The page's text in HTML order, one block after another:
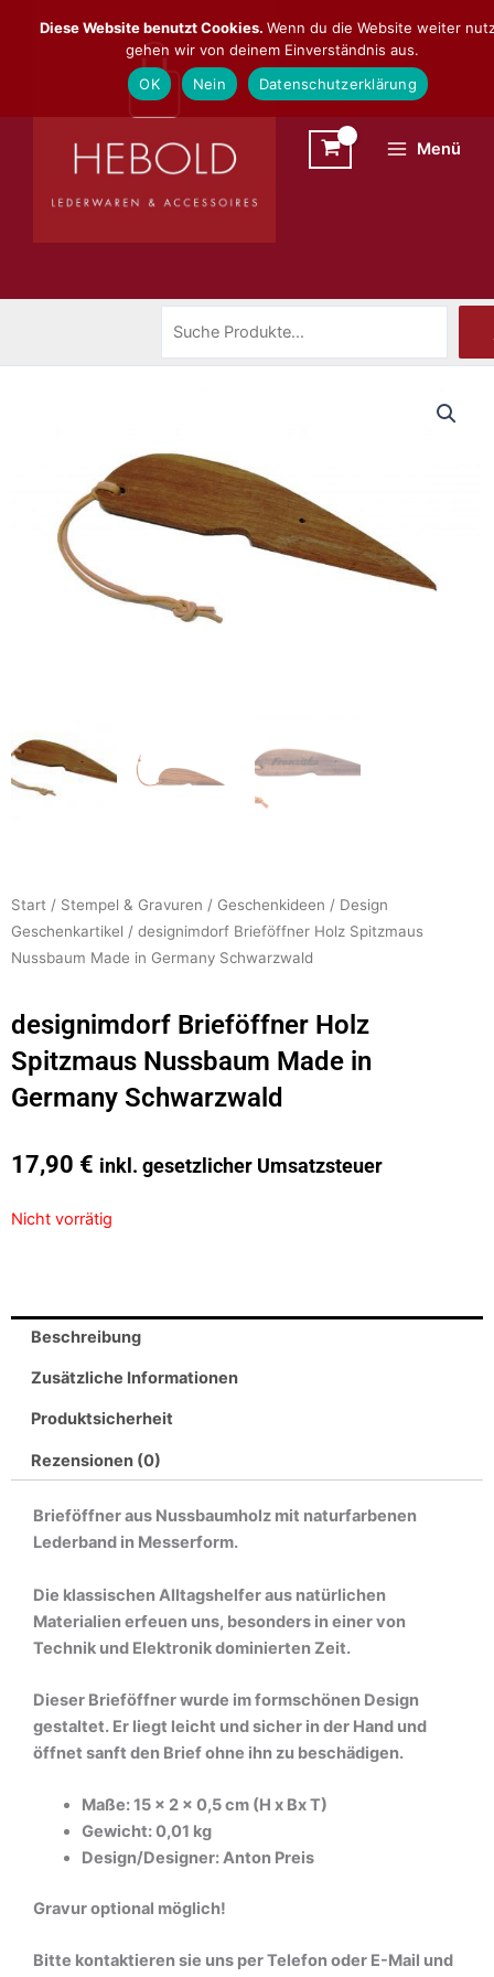
Inhalt
Menü
Start / Stempel & Gravuren / Geschenkideen / Design
Geschenkartikel / designimdorf Brieföffner Holz Spitzmaus
Nussbaum Made in Germany Schwarzwald
designimdorf Brieföffner Holz
Spitzmaus Nussbaum Made in
Germany Schwarzwald
17,90 € inkl. gesetzlicher Umsatzsteuer
Nicht vorrätig
Beschreibung
Zusätzliche Informationen
Produktsicherheit
Rezensionen (0)
Brieföffner aus Nussbaumholz mit naturfarbenen
Lederband in Messerform.
Die klassischen Alltagshelfer aus natürlichen
Materialien erfeuen uns, besonders in einer von
Technik und Elektronik dominierten Zeit.
Dieser Brieföffner wurde im formschönen Design
gestaltet. Er liegt leicht und sicher in der Hand und
öffnet sanft den Brief ohne ihn zu beschädigen.
Maße: 15 x 2 x 0,5 cm (H x Bx T)
Gewicht: 0,01 kg
Design/Designer: Anton Preis
Gravur optional möglich!
Bitte kontaktieren sie uns per Telefon oder E-Mail und
Diese Website benutzt Cookies. Wenn du die Website weiter
gehen wir von deinem Einverständnis aus.
OK
Nein Datenschutzerklärung